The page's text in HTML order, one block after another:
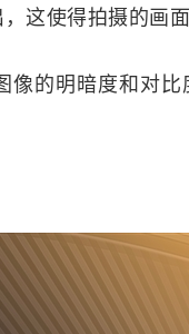
这使得拍摄的画
的明暗度和对